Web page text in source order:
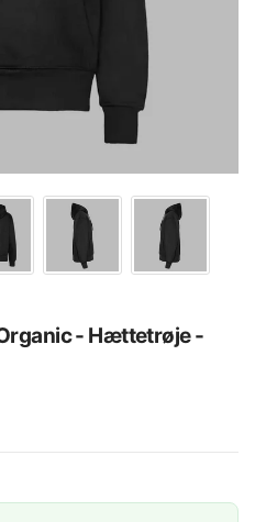
- Hættetrøje -